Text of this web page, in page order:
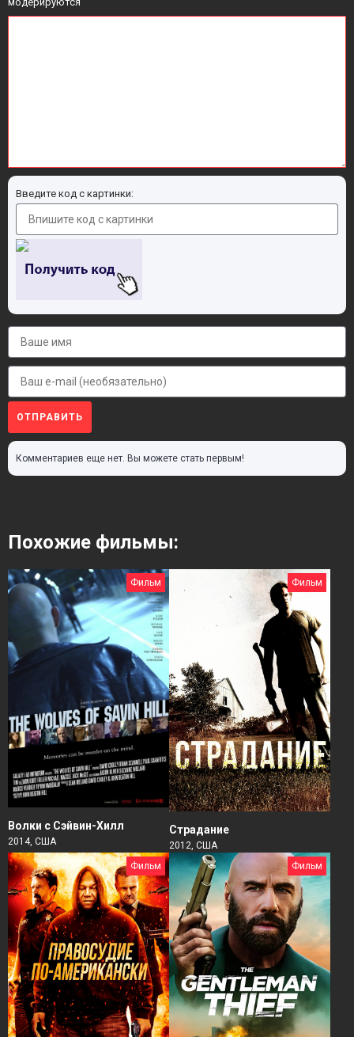
Введите код с картинки:
ОТПРАВИТЬ
Комментариев еще нет. Вы можете стать первым!
Похожие фильмы:
Фильм
Волки с Сэйвин-Хилл
2014, США
Фильм
Страдание
2012, США
Фильм
Фильм